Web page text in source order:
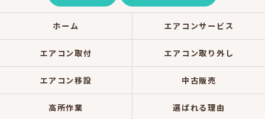
ホーム エアコンサービス
エアコン取付 エアコン取り外し
エアコン移設 中古販売
高所作業 選ばれる理由